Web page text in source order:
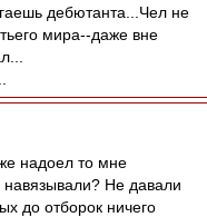
дебютанта...Чел не
мира--даже вне
надоел то мне
Не давали
до отборок ничего